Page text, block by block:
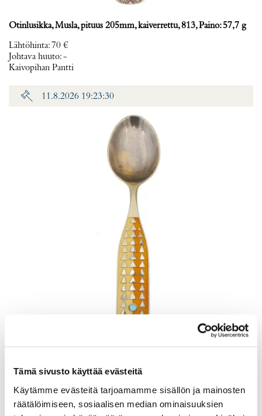
Tämä sivusto käyttää evästeitä
Käytämme evästeitä tarjoamamme sisällön ja mainosten
räätälöimiseen, sosiaalisen median ominaisuuksien
Otinlusikka, Musla, pituus 205mm, kaiverrettu, 813, Paino: 57,7 g
Lähtöhinta:70 €
Johtava huuto:-
Kaivopihan Pantti
11.8.2026 19:23:30
925br, Paino: 48,5 g
Lähtöhinta:70 €
Johtava huuto:-